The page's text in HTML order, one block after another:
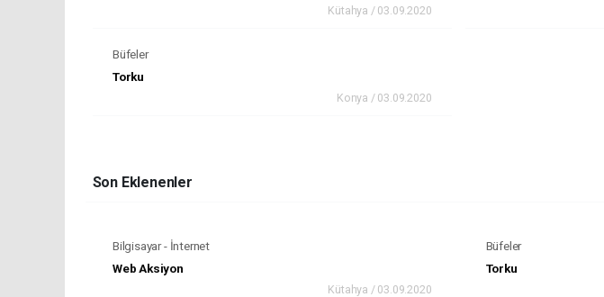
Kütahya / 03.09.2020
Büfeler
Torku
Konya / 03.09.2020
Son Eklenenler
Bilgisayar - İnternet
Web Aksiyon
Kütahya / 03.09.2020
Büfeler
Torku